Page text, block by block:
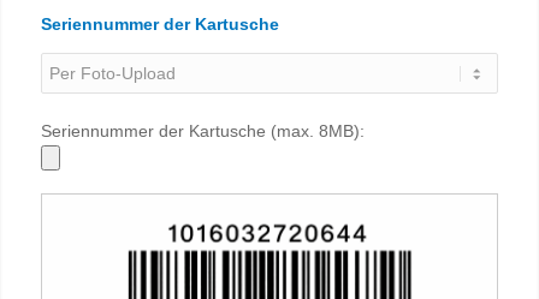
Seriennummer der Kartusche
Seriennummer der Kartusche (max. 8MB):